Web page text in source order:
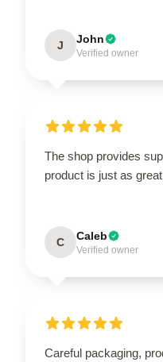
J John
Verified owner
The shop provides
product is just as
C Caleb
Verified owner
Careful packaging,